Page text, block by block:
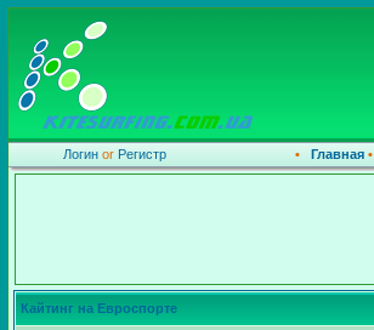
Логин or Регистр • Главная•
Кайтинг на Евроспорте